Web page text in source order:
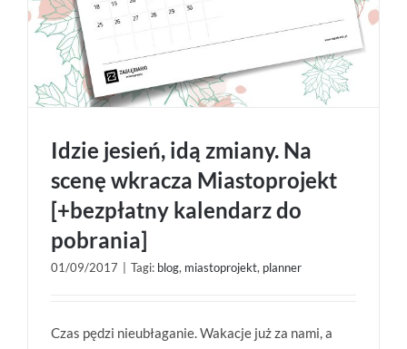
Idzie jesień, idą zmiany. Na scenę wkracza
Miastoprojekt [+bezpłatny kalendarz do
Idzie jesień, idą zmiany. Na
scenę wkracza Miastoprojekt
[+bezpłatny kalendarz do
pobrania]
01/09/2017 Tagi: blog, miastoprojekt, planner
Czas pędzi nieubłaganie. Wakacje już za nami, a